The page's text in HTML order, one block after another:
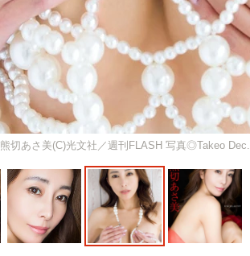
熊切あさ美(C)光文社／週刊FLASH 写真◎Takeo Dec.